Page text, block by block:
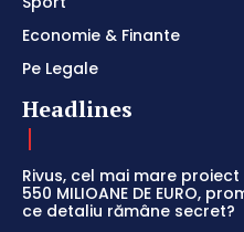
Economie & Finante
Pe Legale
Headlines
Rivus, cel mai mare
550 MILIOANE DE EURO,
ce detaliu rămâne secret?